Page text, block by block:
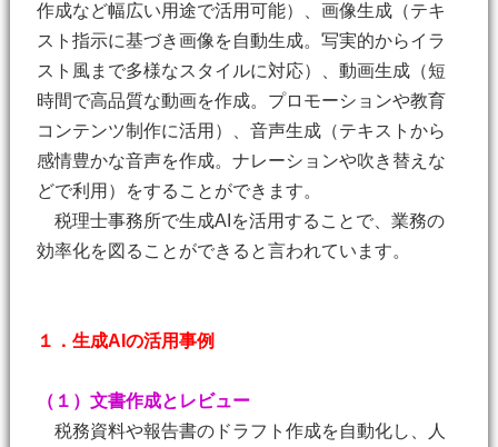
作成など幅広い用途で活用可能）、画像生成（テキ
スト指示に基づき画像を自動生成。写実的からイラ
スト風まで多様なスタイルに対応）、動画生成（短
時間で高品質な動画を作成。プロモーションや教育
コンテンツ制作に活用）、音声生成（テキストから
感情豊かな音声を作成。ナレーションや吹き替えな
どで利用）をすることができます。
税理士事務所で生成AIを活用することで、業務の
効率化を図ることができると言われています。
１．生成AIの活用事例
（１）文書作成とレビュー
税務資料や報告書のドラフト作成を自動化し、人